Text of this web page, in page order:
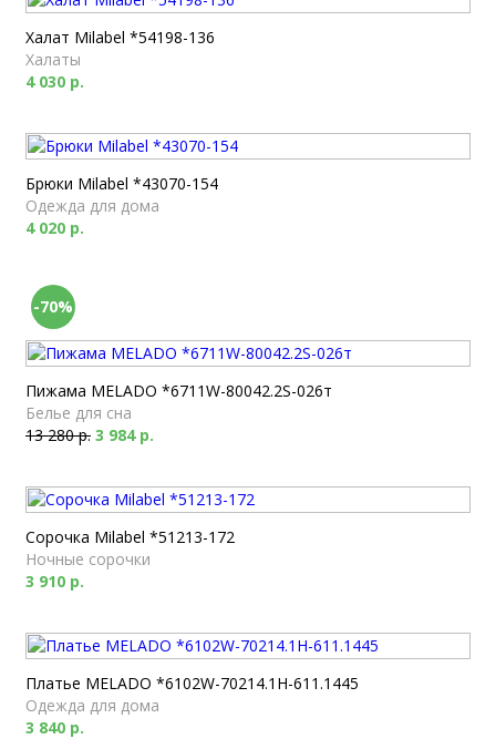
Халат Milabel *54198-136
Халаты
4 030 р.
Брюки Milabel *43070-154
Одежда для дома
4 020 р.
-70%
Пижама MELADO *6711W-80042.2S-026т
Белье для сна
13 280 р. 3 984 р.
Сорочка Milabel *51213-172
Ночные сорочки
3 910 р.
Платье MELADO *6102W-70214.1H-611.1445
Одежда для дома
3 840 р.